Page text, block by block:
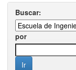
Buscar:
por